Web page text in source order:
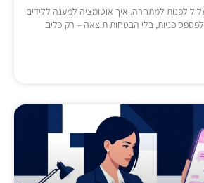
לפנות למתחרה. איך אוטומציה למענה ללידים
פניות, בלי הבטחות תוצאה – רק כלים